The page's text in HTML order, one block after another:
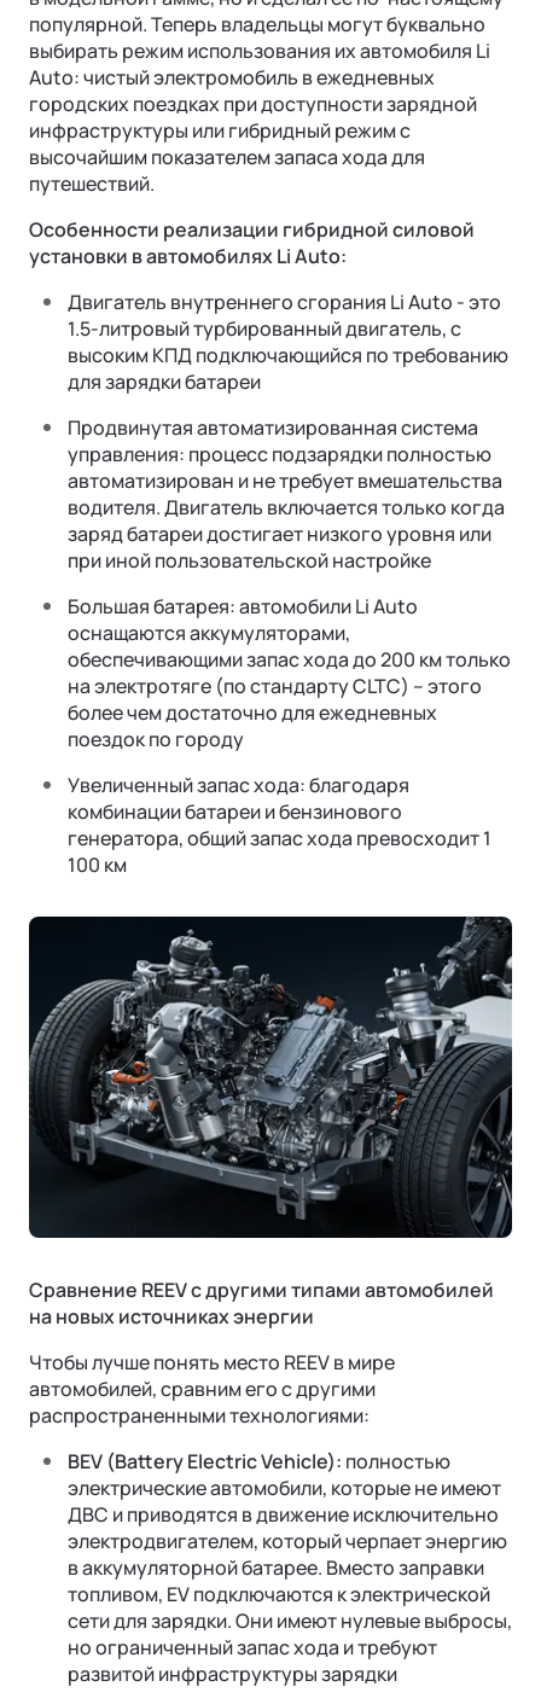
популярной. Теперь владельцы могут буквально
выбирать режим использования их автомобиля Li
Auto: чистый электромобиль в ежедневных
городских поездках при доступности зарядной
инфраструктуры или гибридный режим с
высочайшим показателем запаса хода для
путешествий.
Особенности реализации гибридной силовой
установки в автомобилях Li Auto:
Двигатель внутреннего сгорания Li Auto - это
1.5-литровый турбированный двигатель, с
высоким КПД подключающийся по требованию
для зарядки батареи
Продвинутая автоматизированная система
управления: процесс подзарядки полностью
автоматизирован и не требует вмешательства
водителя. Двигатель включается только когда
заряд батареи достигает низкого уровня или
при иной пользовательской настройке
Большая батарея: автомобили Li Auto
оснащаются аккумуляторами,
обеспечивающими запас хода до 200 км только
на электротяге (по стандарту CLTC) – этого
более чем достаточно для ежедневных
поездок по городу
Увеличенный запас хода: благодаря
комбинации батареи и бензинового
генератора, общий запас хода превосходит 1
100 км
Сравнение REEV с другими типами автомобилей
на новых источниках энергии
Чтобы лучше понять место REEV в мире
автомобилей, сравним его с другими
распространенными технологиями:
BEV (Battery Electric Vehicle): полностью
электрические автомобили, которые не имеют
ДВС и приводятся в движение исключительно
электродвигателем, который черпает энергию
в аккумуляторной батарее. Вместо заправки
топливом, EV подключаются к электрической
сети для зарядки. Они имеют нулевые выбросы,
но ограниченный запас хода и требуют
развитой инфраструктуры зарядки